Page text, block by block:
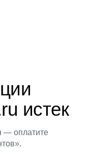
истек
— оплатите